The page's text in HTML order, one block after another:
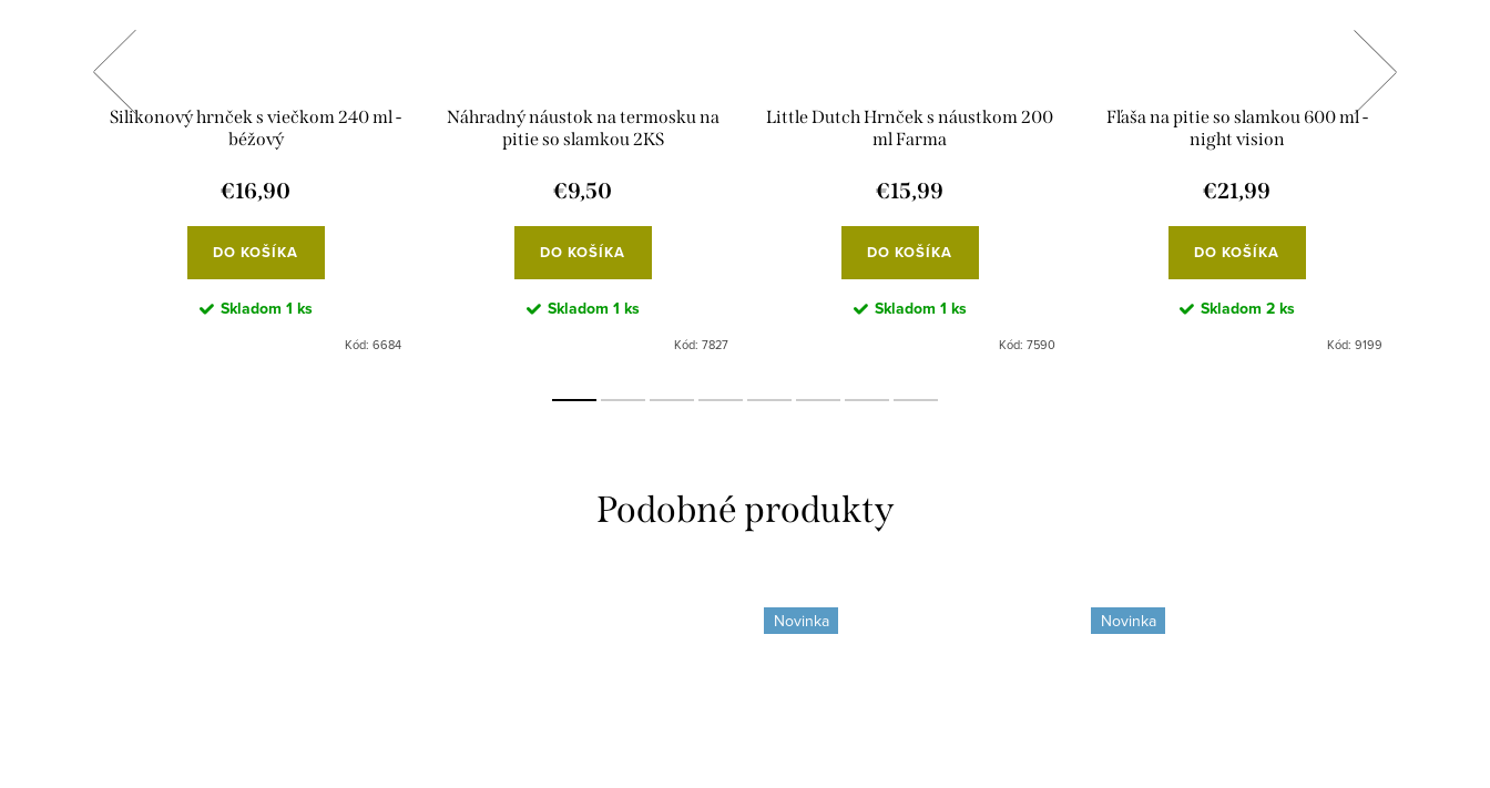
Silikonový hrnček s viečkom 240 ml -
béžový
€16,90
DO KOŠÍKA
Skladom 1 ks
Kód: 6684
Náhradný náustok na termosku na
pitie so slamkou 2KS
€9,50
DO KOŠÍKA
Skladom 1 ks
Kód: 7827
Little Dutch Hrnček s náustkom 200
ml Farma
€15,99
DO KOŠÍKA
Skladom 1 ks
Kód: 7590
Fľaša na pitie so slamkou 600 ml -
night vision
€21,99
DO KOŠÍKA
Skladom 2 ks
Kód: 9199
Novinka Novinka